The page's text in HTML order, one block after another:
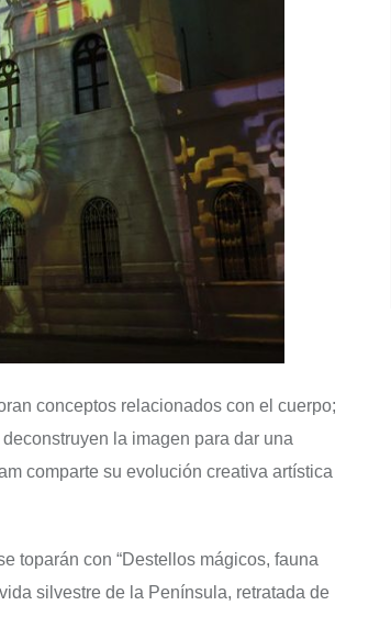
conceptos relacionados con el cuerpo;
la imagen para dar una
comparte su evolución creativa artística
toparán con “Destellos mágicos, fauna
silvestre de la Península, retratada de